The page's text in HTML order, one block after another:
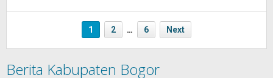
1 2 … 6 Next
Berita Kabupaten Bogor